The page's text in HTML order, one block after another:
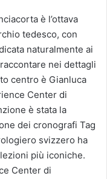
è l’ottava
tedesco, con
naturalmente ai
nei dettagli
centro è Gianluca
Center di
è stata la
dei cronografi Tag
svizzero ha
più iconiche.
Center di